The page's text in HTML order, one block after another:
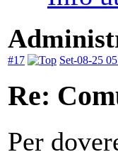
#17 Set-08-25
Re:
Per